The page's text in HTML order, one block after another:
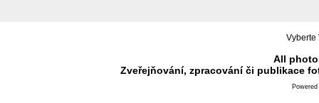
Vyberte
All
Zveřejňování, zpracování či publikace